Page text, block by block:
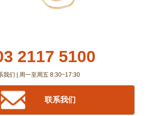
2117 5100
我们 | 周一至周五 8:30~17:30
联系我们